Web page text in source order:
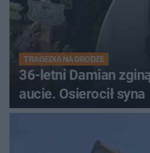
TRAGEDIA NA DRODZE
36-letni Damian
aucie. Osierocił syna